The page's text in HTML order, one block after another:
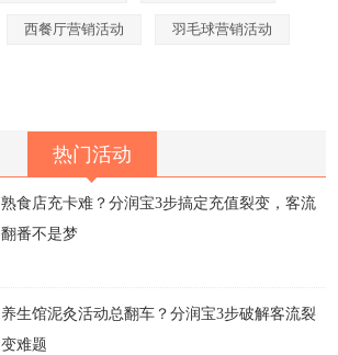
西餐厅营销活动 羽毛球营销活动
热门活动
熟食店充卡难？分润宝3步搞定充值裂变，客流
翻番不是梦
养生馆泥灸活动总翻车？分润宝3步破解客流裂
变难题